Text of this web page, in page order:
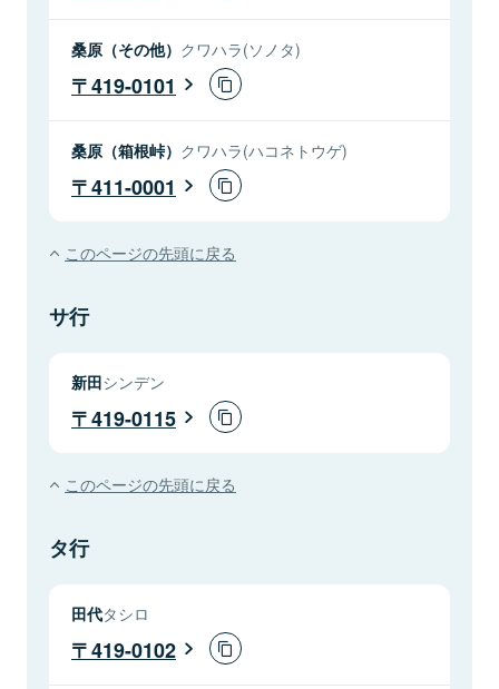
桑原（その他） クワハラ(ソノタ)
419-0101
桑原（箱根峠） クワハラ(ハコネトウゲ)
411-0001
このページの先頭に戻る
サ行
新田シンデン
419-0115
このページの先頭に戻る
タ行
田代タシロ
419-0102